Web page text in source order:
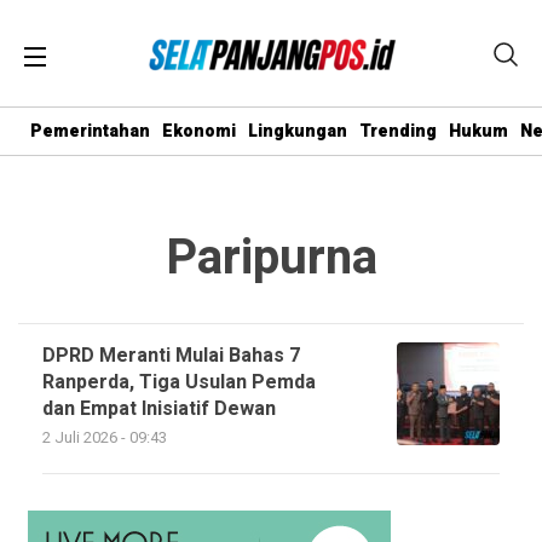
Pemerintahan Ekonomi Lingkungan Trending Hukum
Paripurna
DPRD Meranti Mulai Bahas 7
Ranperda, Tiga Usulan Pemda
dan Empat Inisiatif Dewan
2 Juli 2026 - 09:43